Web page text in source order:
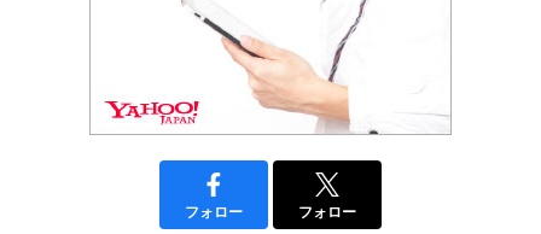
フォロー フォロー